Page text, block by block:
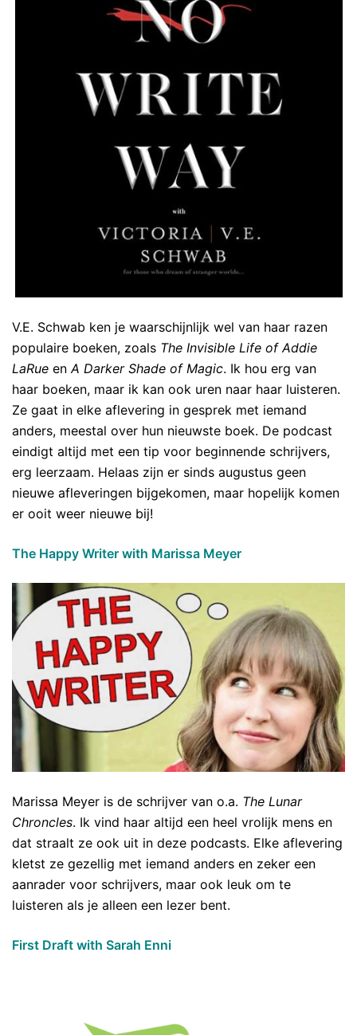
V.E. Schwab ken je waarschijnlijk wel van haar razen
populaire boeken, zoals The Invisible Life of Addie
LaRue enA Darker Shade of Magic. Ik hou erg van
haar boeken, maar ik kan ook uren naar haar luisteren.
Ze gaat in elke aflevering in gesprek met iemand
anders, meestal over hun nieuwste boek. De podcast
eindigt altijd met een tip voor beginnende schrijvers,
erg leerzaam. Helaas zijn er sinds augustus geen
nieuwe afleveringen bijgekomen, maar hopelijk komen
er ooit weer nieuwe bij!
The Happy Writer with Marissa Meyer
Marissa Meyer is de schrijver van o.a. The Lunar
Chroncles. Ik vind haar altijd een heel vrolijk mens en
dat straalt ze ook uit in deze podcasts. Elke aflevering
kletst ze gezellig met iemand anders en zeker een
aanrader voor schrijvers, maar ook leuk om te
luisteren als je alleen een lezer bent.
First Draft with Sarah Enni